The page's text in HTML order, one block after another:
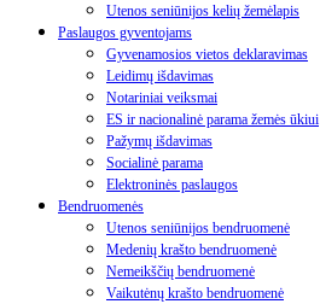
Utenos seniūnijos kelių žemėlapis
Paslaugos gyventojams
Gyvenamosios vietos deklaravimas
Leidimų išdavimas
Notariniai veiksmai
ES ir nacionalinė parama žemės ūkiui
Pažymų išdavimas
Socialinė parama
Elektroninės paslaugos
Bendruomenės
Utenos seniūnijos bendruomenė
Medenių krašto bendruomenė
Nemeikščių bendruomenė
Vaikutėnų krašto bendruomenė